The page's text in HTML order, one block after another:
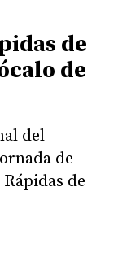
de
de
del
de
de